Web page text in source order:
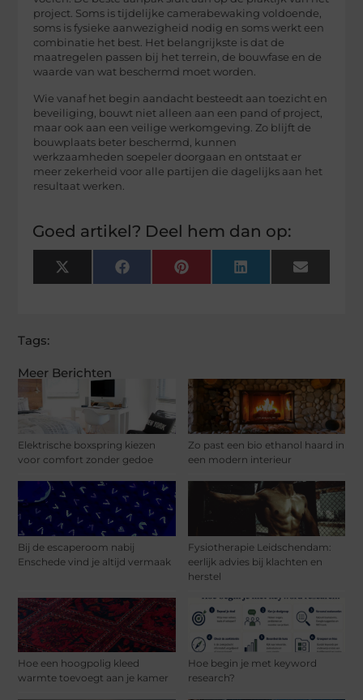
Meer Berichten
Elektrische boxspring kiezen
voor comfort zonder gedoe
Zo past een bio ethanol haard in
een modern interieur
Bij de escaperoom nabij
Enschede vind je altijd vermaak
Fysiotherapie Leidschendam:
eerlijk advies bij klachten en
herstel
Hoe een hoogpolig kleed
warmte toevoegt aan je kamer
Hoe begin je met keyword
research?
project. Soms is tijdelijke camerabewaking voldoende,
soms is fysieke aanwezigheid nodig en soms werkt een
combinatie het best. Het belangrijkste is dat de
maatregelen passen bij het terrein, de bouwfase en de
waarde van wat beschermd moet worden.
Wie vanaf het begin aandacht besteedt aan toezicht en
beveiliging, bouwt niet alleen aan een pand of project,
maar ook aan een veilige werkomgeving. Zo blijft de
bouwplaats beter beschermd, kunnen
werkzaamheden soepeler doorgaan en ontstaat er
meer zekerheid voor alle partijen die dagelijks aan het
resultaat werken.
Goed artikel? Deel hem dan op:
X
(Twitter)
FacebookPinterest LinkedIn Email
Tags: